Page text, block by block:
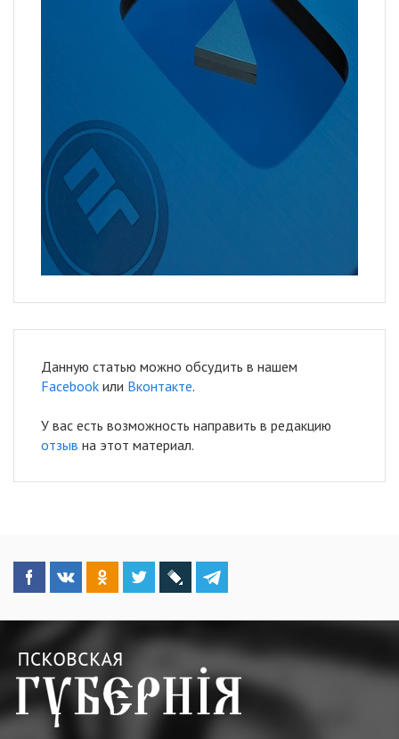
Данную статью можно обсудить в нашем
Facebook или Вконтакте.
У вас есть возможность направить в редакцию
отзыв на этот материал.